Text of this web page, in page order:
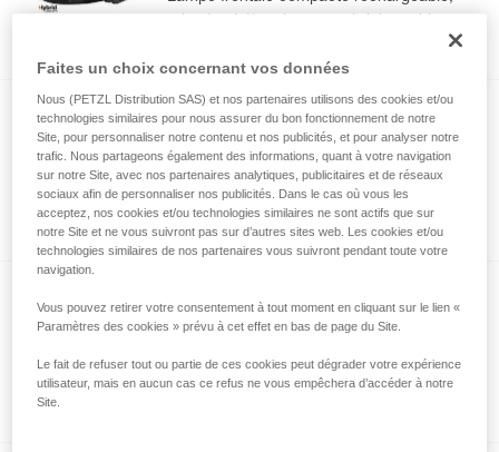
vision nocturne et la discrétion. 625
lumens
ARIA®1R RGB
Lampe frontale compacte rechargeable,
robuste et étanche, avec éclairage blanc
ou rouge/vert/bleu pour préserver la
vision nocturne et la discrétion. 475
ARIA ®1 RGB
Lampe frontale compacte, robuste et
étanche, avec éclairage blanc ou
Faites un choix concernant vos données
Nous (PETZL Distribution SAS) et nos partenaires utilisons des cookies et/ou
technologies similaires pour nous assurer du bon fonctionnement de notre
Site, pour personnaliser notre contenu et nos publicités, et pour analyser notre
trafic. Nous partageons également des informations, quant à votre navigation
sur notre Site, avec nos partenaires analytiques, publicitaires et de réseaux
sociaux afin de personnaliser nos publicités. Dans le cas où vous les
acceptez, nos cookies et/ou technologies similaires ne sont actifs que sur
notre Site et ne vous suivront pas sur d’autres sites web. Les cookies et/ou
technologies similaires de nos partenaires vous suivront pendant toute votre
navigation.
Vous pouvez retirer votre consentement à tout moment en cliquant sur le lien «
Paramètres des cookies » prévu à cet effet en bas de page du Site.
Le fait de refuser tout ou partie de ces cookies peut dégrader votre expérience
utilisateur, mais en aucun cas ce refus ne vous empêchera d’accéder à notre
Site.